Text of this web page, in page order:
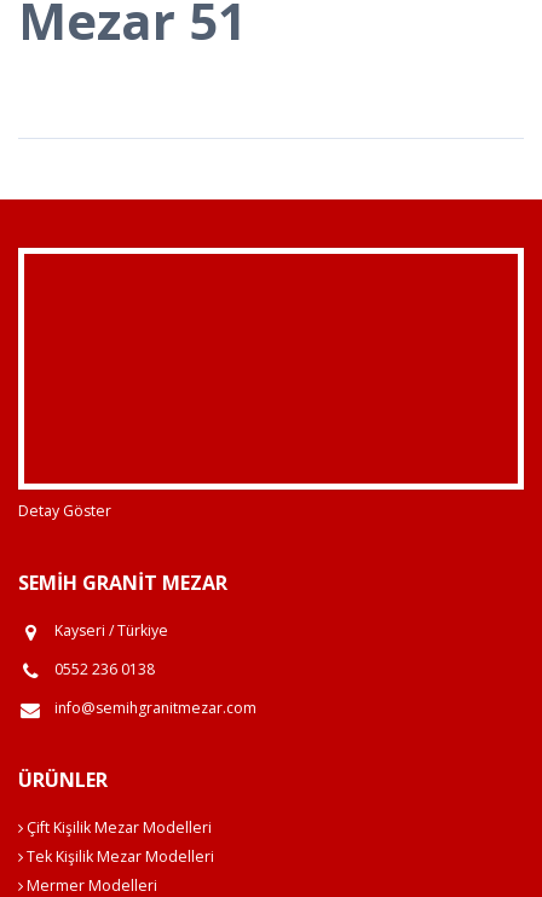
Mezar 51
Detay Göster
SEMIH GRANIT MEZAR
Kayseri / Türkiye
0552 236 0138
info@semihgranitmezar.com
ÜRÜNLER
Çift Kişilik Mezar Modelleri
Tek Kişilik Mezar Modelleri
Mermer Modelleri